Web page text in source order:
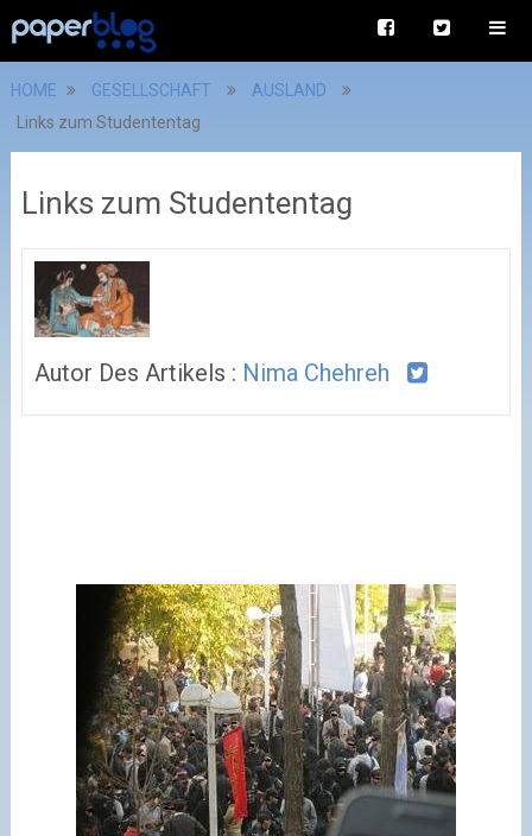
HOME GESELLSCHAFT
AUSLAND
Links zum Studententag
Links zum Studententag
Autor Des Artikels : Nima Chehreh